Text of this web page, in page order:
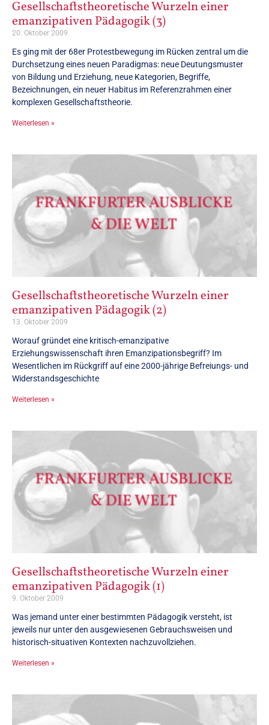
Gesellschaftstheoretische Wurzeln einer
emanzipativen Pädagogik (3)
20. Oktober 2009
Es ging mit der 68er Protestbewegung im Rücken zentral um die
Durchsetzung eines neuen Paradigmas: neue Deutungsmuster
von Bildung und Erziehung, neue Kategorien, Begriffe,
Bezeichnungen, ein neuer Habitus im Referenzrahmen einer
komplexen Gesellschaftstheorie.
Weiterlesen »
Gesellschaftstheoretische Wurzeln einer
emanzipativen Pädagogik (2)
13. Oktober 2009
Worauf gründet eine kritisch-emanzipative
Erziehungswissenschaft ihren Emanzipationsbegriff? Im
Wesentlichen im Rückgriff auf eine 2000-jährige Befreiungs- und
Widerstandsgeschichte
Weiterlesen »
Gesellschaftstheoretische Wurzeln einer
emanzipativen Pädagogik (1)
9. Oktober 2009
Was jemand unter einer bestimmten Pädagogik versteht, ist
jeweils nur unter den ausgewiesenen Gebrauchsweisen und
historisch-situativen Kontexten nachzuvollziehen.
Weiterlesen »